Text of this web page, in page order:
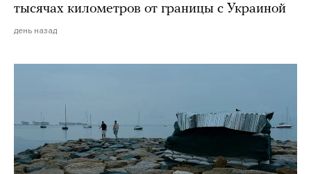
тысячах километров от границы с Украиной
день назад